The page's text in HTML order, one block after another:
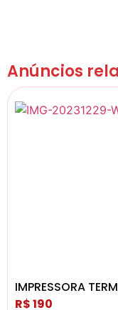
Anúncios
IMPRESSORA
R$ 190